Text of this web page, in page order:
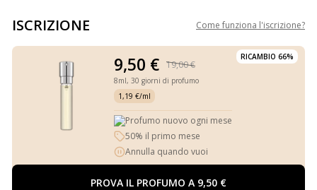
ISCRIZIONE Come funziona l'iscrizione?
RICAMBIO 66%
9,50 € 19,00 €
8ml, 30 giorni di profumo
1,19 €/ml
Profumo nuovo ogni mese
50% il primo mese
Annulla quando vuoi
PROVA IL PROFUMO A 9,50 €